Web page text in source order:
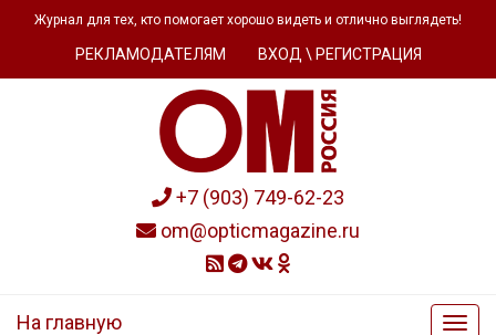
Журнал для тех, кто помогает хорошо видеть и отлично выглядеть!
РЕКЛАМОДАТЕЛЯМ ВХОД \ РЕГИСТРАЦИЯ
+7 (903) 749-62-23
om@opticmagazine.ru
На главную